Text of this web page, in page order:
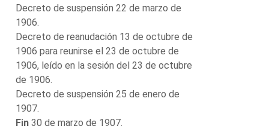
Decreto de suspensión 22 de marzo de
1906.
Decreto de reanudación 13 de octubre de
1906 para reunirse el 23 de octubre de
1906, leído en la sesión del 23 de octubre
de 1906.
Decreto de suspensión 25 de enero de
1907.
Fin 30 de marzo de 1907.